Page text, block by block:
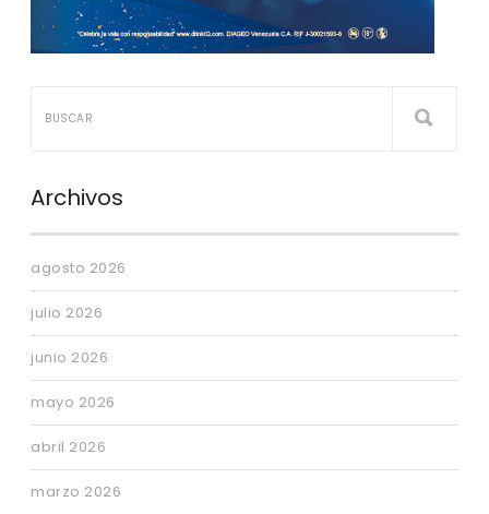
Archivos
agosto 2026
julio 2026
junio 2026
mayo 2026
abril 2026
marzo 2026